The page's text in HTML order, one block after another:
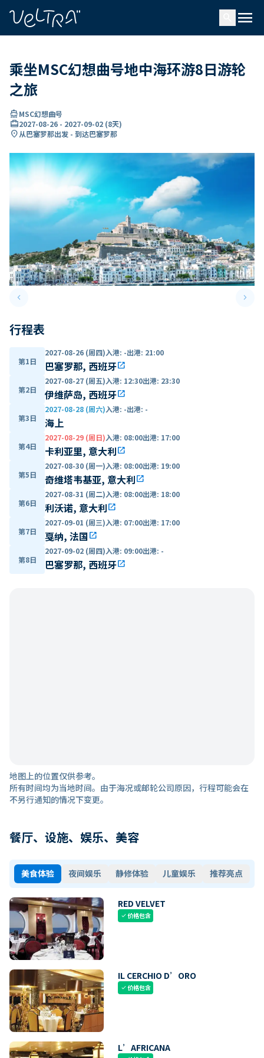
menu
乘坐MSC幻想曲号地中海环游8日游轮
之旅
directions_boatMSC幻想曲号
card_travel2027-08-26 - 2027-09-02 (8天)
location_on从巴塞罗那出发 - 到达巴塞罗那
keyboard_arrow_leftPrevious slide keyboard_arrow_right
行程表
第1日
2027-08-26 (周四)入港: -出港: 21:00
巴塞罗那, 西班牙open_in_new
第2日
2027-08-27 (周五)入港: 12:30出港: 23:30
伊维萨岛, 西班牙open_in_new
第3日
2027-08-28 (周六)入港: -出港: -
海上
第4日
2027-08-29 (周日)入港: 08:00出港: 17:00
卡利亚里, 意大利open_in_new
第5日
2027-08-30 (周一)入港: 08:00出港: 19:00
奇维塔韦基亚, 意大利open_in_new
第6日
2027-08-31 (周二)入港: 08:00出港: 18:00
利沃诺, 意大利open_in_new
第7日
2027-09-01 (周三)入港: 07:00出港: 17:00
戛纳, 法国open_in_new
第8日
2027-09-02 (周四)入港: 09:00出港: -
巴塞罗那, 西班牙open_in_new
地图上的位置仅供参考。
所有时间均为当地时间。由于海况或邮轮公司原因，行程可能会在
不另行通知的情况下变更。
餐厅、设施、娱乐、美容
美食体验 夜间娱乐 静修体验 儿童娱乐 推荐亮点
RED VELVET
check价格包含
IL CERCHIO D’ORO
check价格包含
L’AFRICANA